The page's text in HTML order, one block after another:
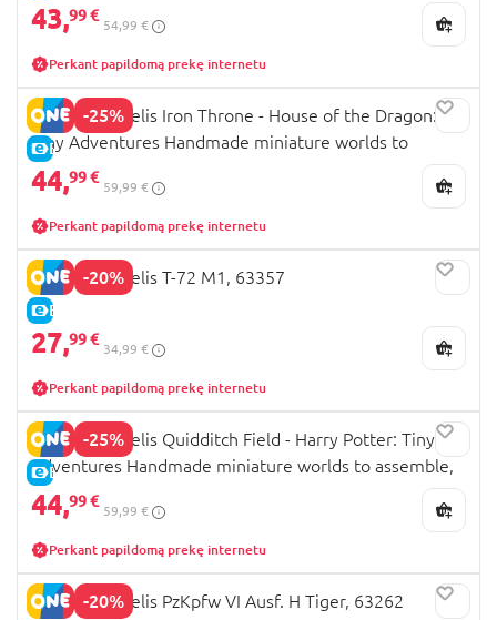
43,99 €
54,99 €
Perkant papildomą prekę internetu
-25%
E-KAINA
REVELL modelis Iron Throne - House of the Dragon:
Tiny Adventures Handmade miniature worlds to
assemble, 00531
44,99 €
59,99 €
Perkant papildomą prekę internetu
-20%
E-KAINA
REVELL modelis T-72 M1, 63357
27,99 €
34,99 €
Perkant papildomą prekę internetu
-25%
E-KAINA
REVELL modelis Quidditch Field - Harry Potter: Tiny
Adventures Handmade miniature worlds to assemble,
00532
44,99 €
59,99 €
Perkant papildomą prekę internetu
-20%
REVELL modelis PzKpfw VI Ausf. H Tiger, 63262